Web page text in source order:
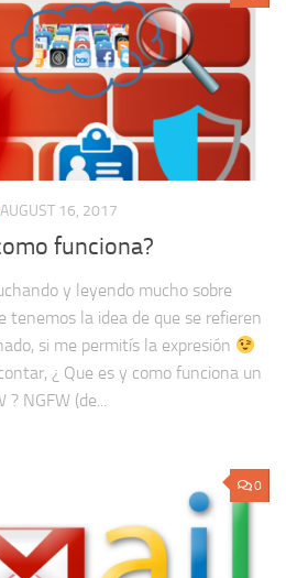
AUGUST 16, 2017
funciona?
y leyendo mucho sobre
tenemos la idea de que se refieren
si me permitís la expresión
¿ Que es y como funciona un
? NGFW (de...
0